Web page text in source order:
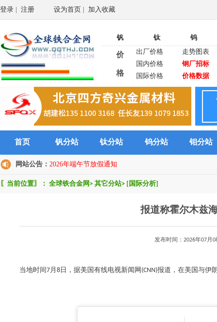
登录 注册 设为首页 加入收藏
钒 钛 钨
价
格
出厂价格
走势图表
国内价格
钢厂招标
国际价格
价格数据
首页 钒分站 钛分站 钨分站 钼分站
网站公告： 2026年端午节放假通知
〖当前位置〗： 全球铁合金网 > 其它分站> [国际分析]
报道称霍尔木兹
发布时间：2026年07
当地时间7月8日，据美国有线电视新闻网(CNN)报道，在美国与伊